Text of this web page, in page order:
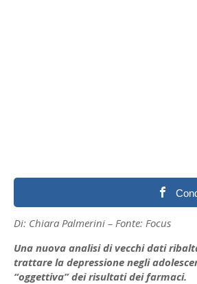
Di: Chiara Palmerini – Fonte: Focus
Una nuova analisi di vecchi dati
trattare la depressione negli
“oggettiva” dei risultati dei farmaci.